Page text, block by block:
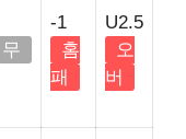
무
-1
홈
패
U2.5
오
버